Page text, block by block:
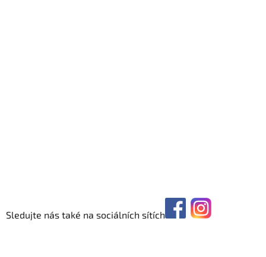
Sledujte nás také na sociálních sítích